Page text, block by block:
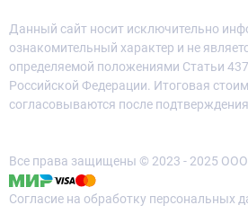
Данный сайт носит исключительно
ознакомительный характер и не
определяемой положениями Статьи
Российской Федерации. Итоговая
согласовываются после подтверждения
Все права защищены © 2023 - 2025
Согласие на обработку персональных